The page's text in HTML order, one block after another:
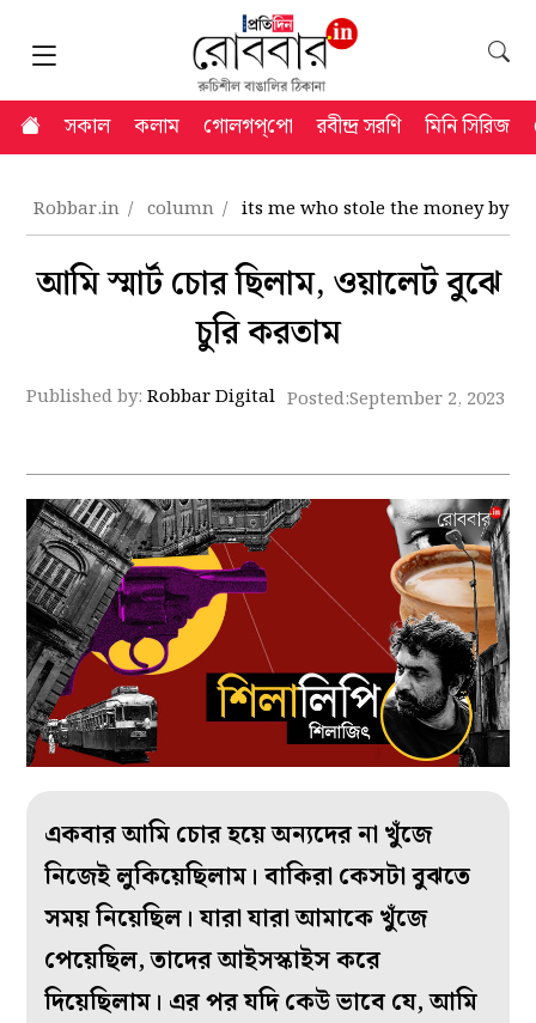
সকাল কলাম গোলগপ্‌পো রবীন্দ্র সরণি মিনি সিরিজ
Robbar.in column its me who stole the money by
আমি স্মার্ট চোর ছিলাম, ওয়ালেট বুঝে
চুরি করতাম
Published by:Robbar Digital Posted:September 2, 2023
একবার আমি চোর হয়ে অন‌্যদের না খুঁজে
নিজেই লুকিয়েছিলাম। বাকিরা কেসটা বুঝতে
সময় নিয়েছিল। যারা যারা আমাকে খুঁজে
পেয়েছিল, তাদের আইসস্কাইস করে
দিয়েছিলাম। এর পর যদি কেউ ভাবে যে, আমি